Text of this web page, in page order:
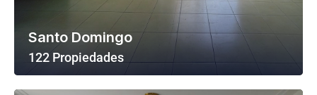
Santo Domingo
122 Propiedades
Ver Todas Las Propiedades